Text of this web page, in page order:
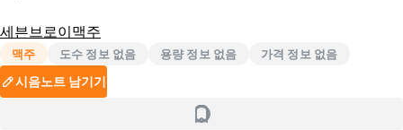
세븐브로이맥주
맥주 도수 정보 없음 용량 정보 없음 가격 정보 없음
시음노트 남기기